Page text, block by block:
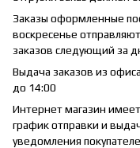
Заказы оформленные
воскресенье
заказов следующий за
Выдача заказов из
до 14:00
Интернет магазин
график отправки и
уведомления